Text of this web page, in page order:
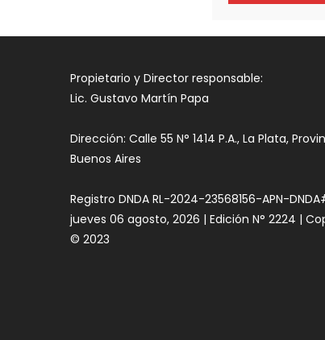
Propietario y Director responsable:
Lic. Gustavo Martín Papa
Dirección: Calle 55 N° 1414 P.A., La Plata,
Buenos Aires
Registro DNDA RL-2024-23568156-APN-
jueves 06 agosto, 2026 | Edición N° 2224 |
© 2023